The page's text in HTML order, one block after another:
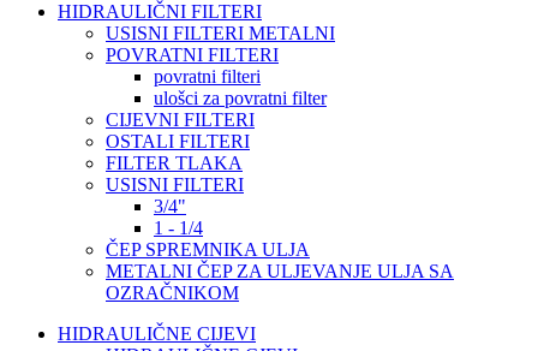
HIDRAULIČNI FILTERI
USISNI FILTERI METALNI
POVRATNI FILTERI
povratni filteri
ulošci za povratni filter
CIJEVNI FILTERI
OSTALI FILTERI
FILTER TLAKA
USISNI FILTERI
3/4"
1 - 1/4
ČEP SPREMNIKA ULJA
METALNI ČEP ZA ULJEVANJE ULJA SA
OZRAČNIKOM
HIDRAULIČNE CIJEVI